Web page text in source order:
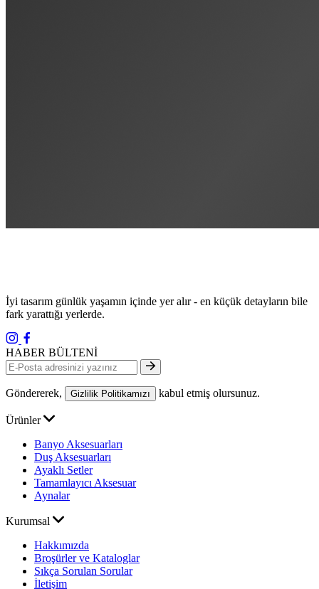
İyi tasarım günlük yaşamın içinde yer alır - en küçük detayların bile
fark yarattığı yerlerde.
HABER BÜLTENİ
Göndererek, Gizlilik Politikamızı kabul etmiş olursunuz.
Ürünler
Banyo Aksesuarları
Duş Aksesuarları
Ayaklı Setler
Tamamlayıcı Aksesuar
Aynalar
Kurumsal
Hakkımızda
Broşürler ve Kataloglar
Sıkça Sorulan Sorular
İletişim